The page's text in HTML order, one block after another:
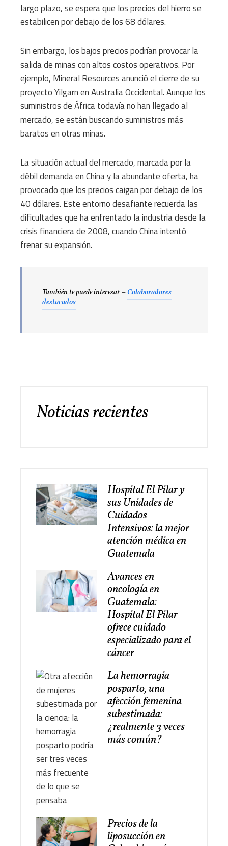
largo plazo, se espera que los precios del hierro se
estabilicen por debajo de los 68 dólares.
Sin embargo, los bajos precios podrían provocar la
salida de minas con altos costos operativos. Por
ejemplo, Mineral Resources anunció el cierre de su
proyecto Yilgarn en Australia Occidental. Aunque los
suministros de África todavía no han llegado al
mercado, se están buscando suministros más
baratos en otras minas.
La situación actual del mercado, marcada por la
débil demanda en China y la abundante oferta, ha
provocado que los precios caigan por debajo de los
40 dólares. Este entorno desafiante recuerda las
dificultades que ha enfrentado la industria desde la
crisis financiera de 2008, cuando China intentó
frenar su expansión.
También te puede interesar –Colaboradores
destacados
Noticias recientes
Hospital El Pilar y
sus Unidades de
Cuidados
Intensivos: la mejor
atención médica en
Guatemala
Avances en
oncología en
Guatemala:
Hospital El Pilar
ofrece cuidado
especializado para el
cáncer
La hemorragia
posparto, una
afección femenina
subestimada:
¿realmente 3 veces
más común?
Precios de la
liposucción en